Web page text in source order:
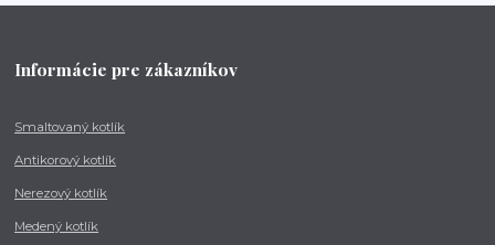
Informácie pre zákazníkov
Smaltovaný kotlík
Antikorový kotlík
Nerezový kotlík
Medený kotlík